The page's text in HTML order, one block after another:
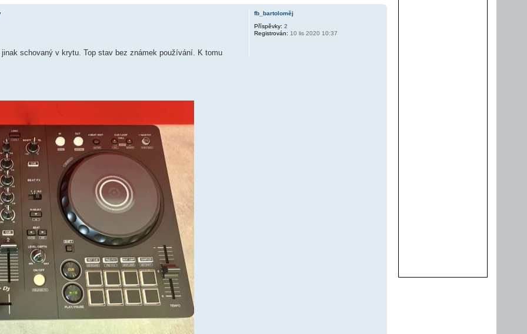
fb_bartoloměj
Příspěvky: 2
Registrován: 10 lis 2020 10:37
schovaný v krytu. Top stav bez známek používání. K tomu